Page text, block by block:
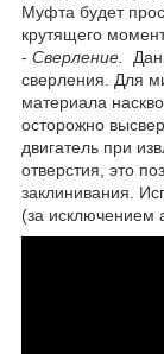
Муфта будет
крутящего
- Сверление.
сверления. Для
материала
осторожно
двигатель при
отверстия, это
заклинивания.
(за